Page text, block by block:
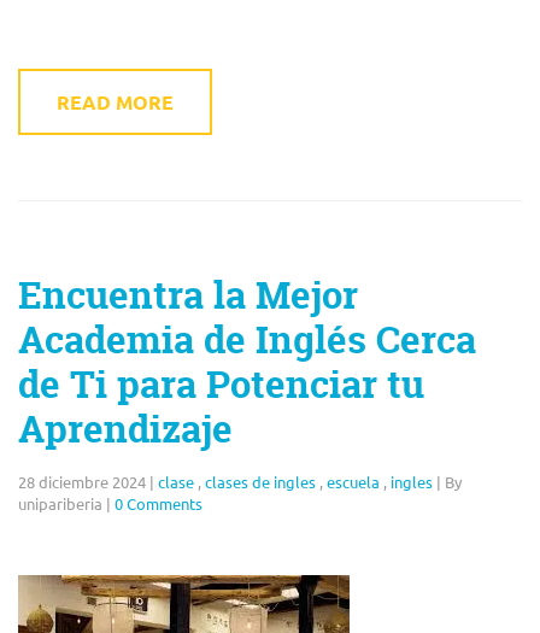
READ MORE
Encuentra la Mejor
Academia de Inglés Cerca
de Ti para Potenciar tu
Aprendizaje
28 diciembre 2024 | clase ,clases de ingles ,escuela , ingles | By
unipariberia | 0 Comments